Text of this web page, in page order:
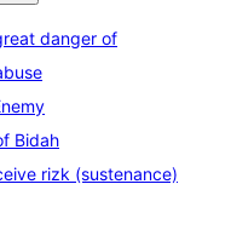
danger of
Bidah
rizk (sustenance)